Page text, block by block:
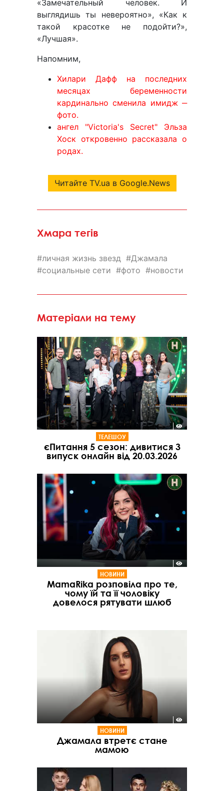
«Замечательный человек. И
выглядишь ты невероятно», «Как к
такой красотке не подойти?»,
«Лучшая».
Напомним,
Хилари Дафф на последних
месяцах беременности
кардинально сменила имидж ‒
фото.
ангел "Victoria's Secret" Эльза
Хоск откровенно рассказала о
родах.
Читайте TV.ua в Google.News
Хмара тегів
личная жизнь звезд
Джамала
социальные сети
фото новости
Матеріали на тему
ТЕЛЕШОУ
єПитання 5 сезон: дивитися 3
випуск онлайн від 20.03.2026
НОВИНИ
MamaRika розповіла про те,
чому їй та її чоловіку
довелося рятувати шлюб
НОВИНИ
Джамала втретє стане
мамою